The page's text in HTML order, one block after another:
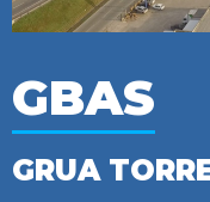
GBAS
GRUA